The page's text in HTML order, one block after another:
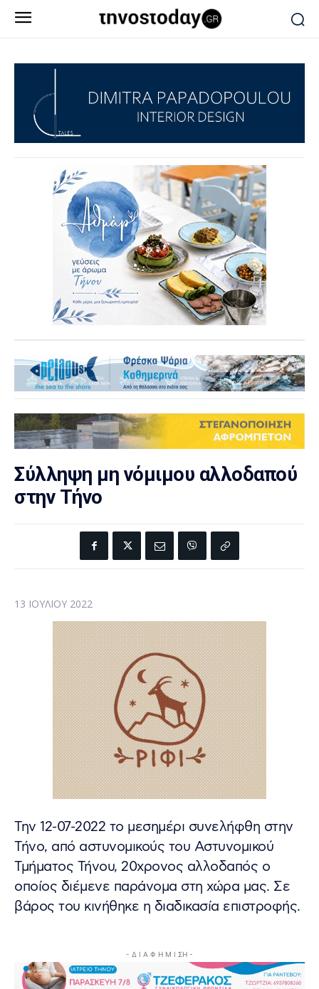
Σύλληψη μη νόμιμου αλλοδαπού
στην Τήνο
13 ΙΟΥΛΊΟΥ 2022
Την 12-07-2022 το μεσημέρι συνελήφθη στην
Τήνο, από αστυνομικούς του Αστυνομικού
Τμήματος Τήνου, 20χρονος αλλοδαπός ο
οποίος διέμενε παράνομα στη χώρα μας. Σε
βάρος του κινήθηκε η διαδικασία επιστροφής.
- Δ Ι Α Φ Η Μ Ι ΣΗ -